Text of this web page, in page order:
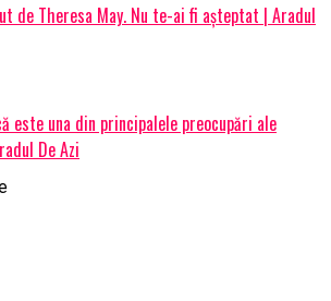
de Theresa May. Nu te-ai fi așteptat | Aradul
este una din principalele preocupări ale
De Azi